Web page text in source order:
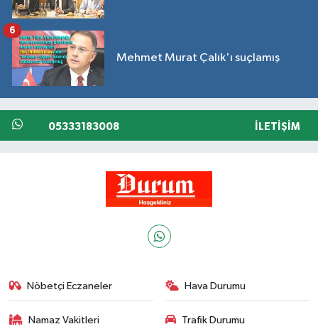
Mehmet Murat Çalık'ı suçlamış
6
05333183008 İLETIŞIM
Nöbetçi Eczaneler Hava Durumu
Namaz Vakitleri Trafik Durumu